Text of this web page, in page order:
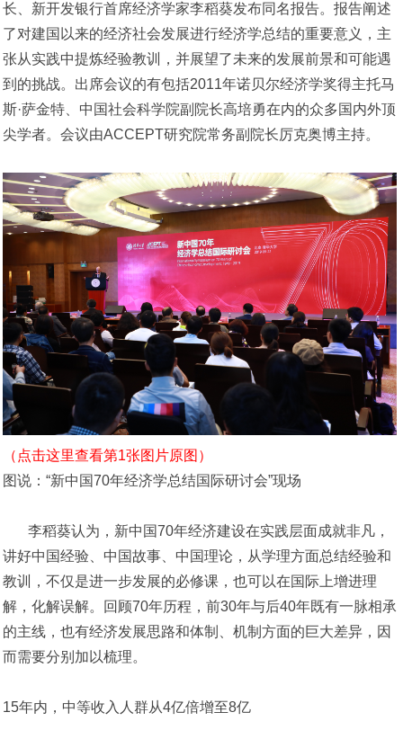
长、新开发银行首席经济学家李稻葵发布同名报告。报告阐述
了对建国以来的经济社会发展进行经济学总结的重要意义，主
张从实践中提炼经验教训，并展望了未来的发展前景和可能遇
到的挑战。出席会议的有包括2011年诺贝尔经济学奖得主托马
斯·萨金特、中国社会科学院副院长高培勇在内的众多国内外顶
尖学者。会议由ACCEPT研究院常务副院长厉克奥博主持。
（点击这里查看第1张图片原图）
图说：“新中国70年经济学总结国际研讨会”现场
李稻葵认为，新中国70年经济建设在实践层面成就非凡，
讲好中国经验、中国故事、中国理论，从学理方面总结经验和
教训，不仅是进一步发展的必修课，也可以在国际上增进理
解，化解误解。回顾70年历程，前30年与后40年既有一脉相承
的主线，也有经济发展思路和体制、机制方面的巨大差异，因
而需要分别加以梳理。
15年内，中等收入人群从4亿倍增至8亿